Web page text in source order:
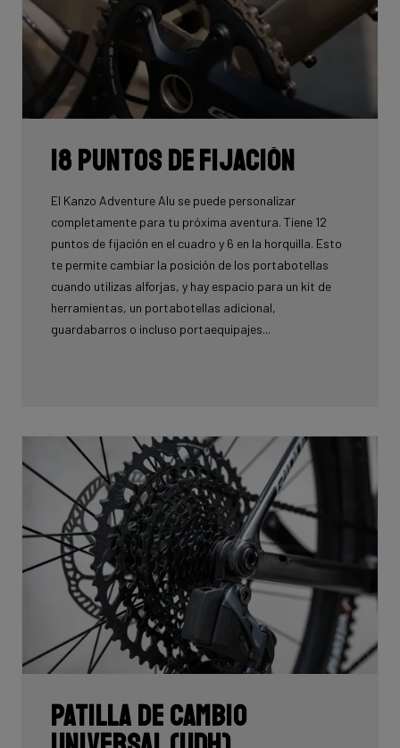
18 puntos de fijación
El Kanzo Adventure Alu se puede personalizar
completamente para tu próxima aventura. Tiene 12
puntos de fijación en el cuadro y 6 en la horquilla. Esto
te permite cambiar la posición de los portabotellas
cuando utilizas alforjas, y hay espacio para un kit de
herramientas, un portabotellas adicional,
guardabarros o incluso portaequipajes...
Patilla de cambio